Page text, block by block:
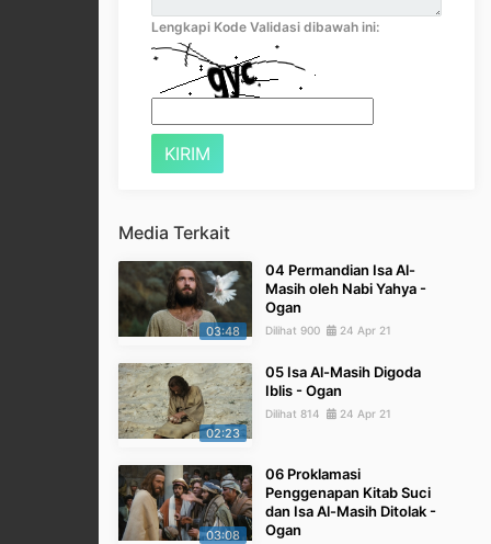
Lengkapi Kode Validasi dibawah ini:
Media Terkait
03:48
04 Permandian Isa Al-
Masih oleh Nabi Yahya -
Ogan
Dilihat 900 24 Apr 21
02:23
05 Isa Al-Masih Digoda
Iblis - Ogan
Dilihat 814 24 Apr 21
03:08
06 Proklamasi
Penggenapan Kitab Suci
dan Isa Al-Masih Ditolak -
Ogan